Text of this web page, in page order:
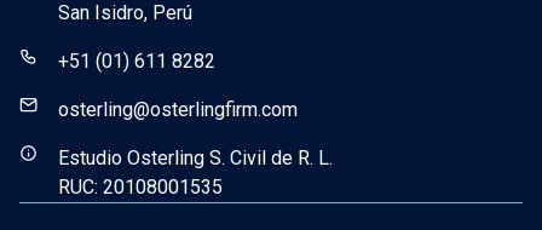
San Isidro, Perú
+51 (01) 611 8282
osterling@osterlingfirm.com
Estudio Osterling S. Civil de R. L.
RUC: 20108001535